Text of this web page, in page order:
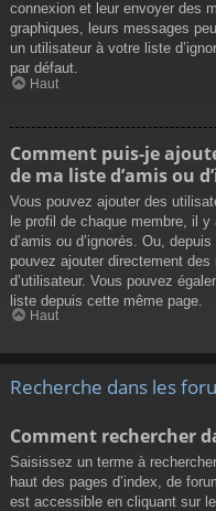
connexion et leur envoyer des
graphiques, leurs messages
un utilisateur à votre liste
par défaut.
Haut
Comment puis-je
de ma liste d’amis ou
Vous pouvez ajouter des
le profil de chaque membre, il
d’amis ou d’ignorés. Ou,
pouvez ajouter directement
d’utilisateur. Vous pouvez
liste depuis cette même page.
Haut
Recherche dans les
Comment rechercher
Saisissez un terme à
haut des pages d’index, de
est accessible en cliquant sur